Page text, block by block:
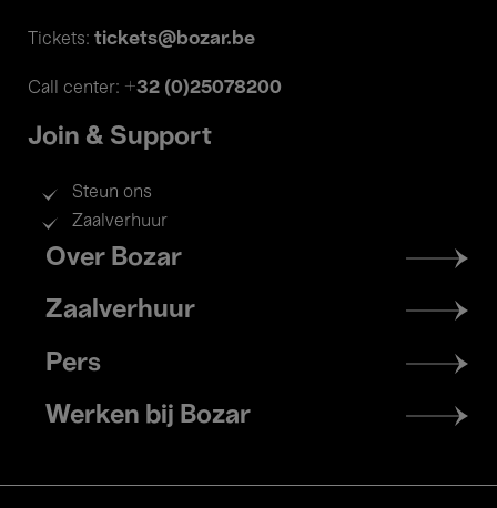
Tickets: tickets@bozar.be
Call center: +32 (0)25078200
Join & Support
Steun ons
Zaalverhuur
Footer
menu
Over Bozar
Zaalverhuur
Pers
Werken bij Bozar